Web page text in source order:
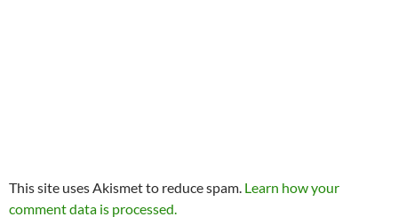
This site uses Akismet to reduce spam. Learn how your
comment data is processed.